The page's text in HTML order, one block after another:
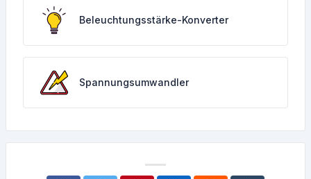
Beleuchtungsstärke-Konverter
Spannungsumwandler